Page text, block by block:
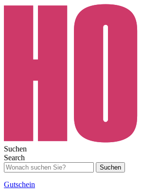
Suchen
Search
Suchen
Gutschein